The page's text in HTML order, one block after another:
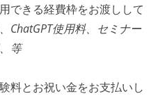
できる経費枠をお渡しして
ChatGPT使用料、セミナー
等
料とお祝い金をお支払いし